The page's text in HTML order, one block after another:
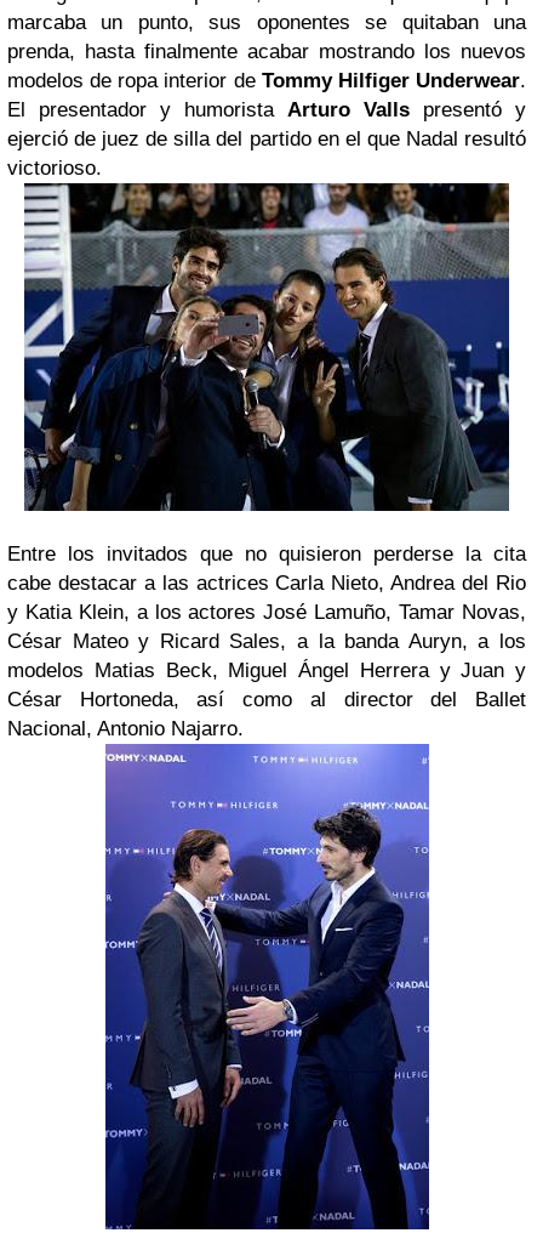
marcaba un punto, sus oponentes se quitaban una
prenda, hasta finalmente acabar mostrando los nuevos
modelos de ropa interior de Tommy Hilfiger Underwear.
El presentador y humorista Arturo Valls presentó y
ejerció de juez de silla del partido en el que Nadal resultó
victorioso.
Entre los invitados que no quisieron perderse la cita
cabe destacar a las actrices Carla Nieto, Andrea del Rio
y Katia Klein, a los actores José Lamuño, Tamar Novas,
César Mateo y Ricard Sales, a la banda Auryn, a los
modelos Matias Beck, Miguel Ángel Herrera y Juan y
César Hortoneda, así como al director del Ballet
Nacional, Antonio Najarro.